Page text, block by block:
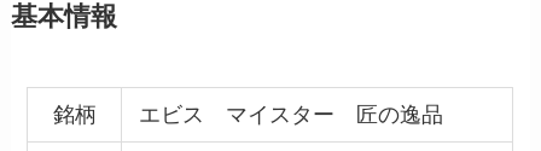
基本情報
銘柄 エビス マイスター 匠の逸品